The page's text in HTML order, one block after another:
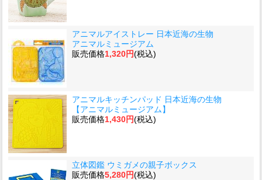
アニマルアイストレー 日本近海の生物
アニマルミュージアム
販売価格1,320円(税込)
アニマルキッチンパッド 日本近海の生物
【アニマルミュージアム】
販売価格1,430円(税込)
立体図鑑 ウミガメの親子ボックス
販売価格5,280円(税込)